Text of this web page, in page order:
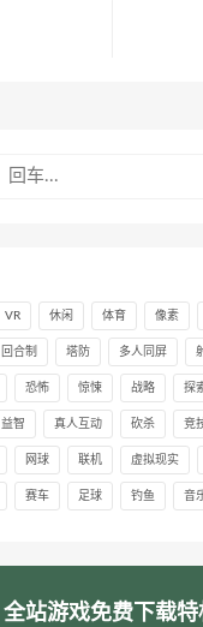
VR 休闲 体育 像素
回合制 塔防 多人同屏
恐怖 惊悚 战略 探
益智 真人互动 砍杀 竞
网球 联机 虚拟现实
赛车 足球 钓鱼 音
全站游戏免费下载特